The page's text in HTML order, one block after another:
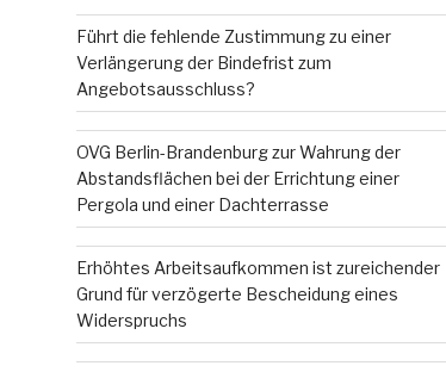
Führt die fehlende Zustimmung zu einer
Verlängerung der Bindefrist zum
Angebotsausschluss?
OVG Berlin-Brandenburg zur Wahrung der
Abstandsflächen bei der Errichtung einer
Pergola und einer Dachterrasse
Erhöhtes Arbeitsaufkommen ist zureichender
Grund für verzögerte Bescheidung eines
Widerspruchs